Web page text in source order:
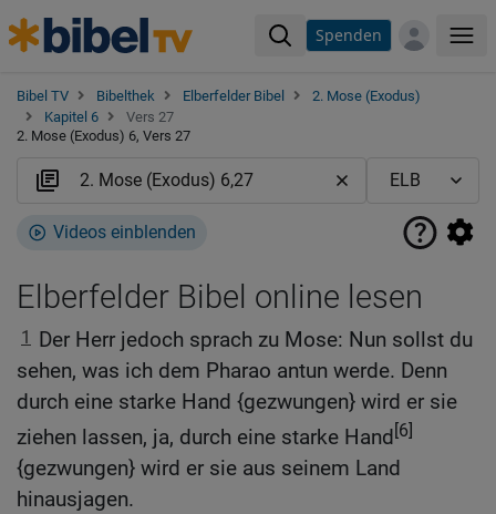
Spenden
Bibel TV Bibelthek Elberfelder Bibel
2. Mose (Exodus)
Kapitel 6
Vers 27
2. Mose (Exodus) 6, Vers 27
Videos einblenden
Elberfelder Bibel online lesen
1 Der Herr jedoch sprach zu Mose: Nun sollst du
sehen, was ich dem Pharao antun werde. Denn
durch eine starke Hand {gezwungen} wird er sie
ziehen lassen, ja, durch eine starke Hand[6]
{gezwungen} wird er sie aus seinem Land
hinausjagen.